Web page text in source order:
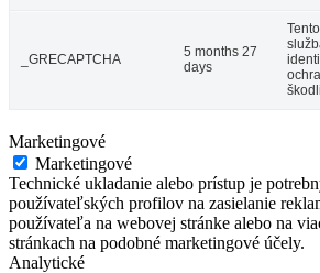
_GRECAPTCHA
5 months 27
days
Marketingové
Marketingové
Technické ukladanie alebo prístup je
používateľských profilov na zasielanie
používateľa na webovej stránke alebo na
stránkach na podobné marketingové účely.
Analytické